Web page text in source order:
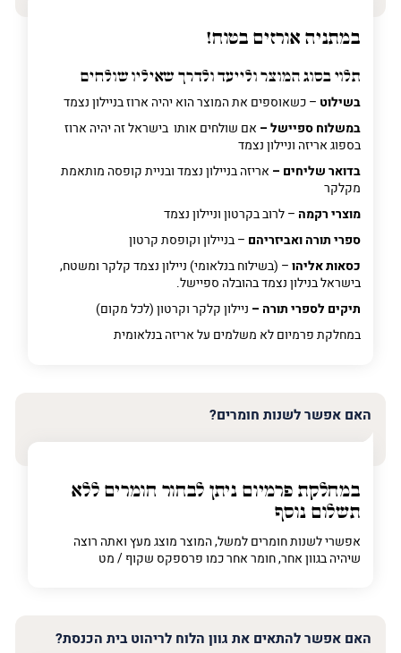
במתניה אורזים בטוח!
תלוי בסוג המוצר ולייעד ולדרך שאיליו שולחים
בשילוט – כשאוספים את המוצר הוא יהיה ארוז בניילון נצמד
במשלוח ספיישל – אם שולחים אותו בישראל זה יהיה ארוז
בספוג אריזה וניילון נצמד
בדואר שליחים – אריזה בניילון נצמד ובניית קופסה מותאמת
מקלקר
מוצרי רקמה – לרוב בקרטון וניילון נצמד
ספרי תורה ואביזריהם – בניילון וקופסת קרטון
כסאות אליהו– (בשילוח בנלאומי) ניילון נצמד קלקר ומשטח,
בישראל בנילון נצמד בהובלה ספיישל.
תיקים לספרי תורה – ניילון קלקר וקרטון (לכל מקום)
במחלקת פרמיוםלא משלמים על אריזה בנלאומית
האם אפשר לשנות חומרים?
במחלקת פרמיום ניתן לבחור חומרים ללא
תשלום נוסף
אפשרי לשנות חומרים למשל, המוצר מוצג מעץ ואתה רוצה
שיהיה בגוון אחר, חומר אחר כמו פרספקס שקוף / מט
האם אפשר להתאים את גוון הלוח לריהוט בית הכנסת?